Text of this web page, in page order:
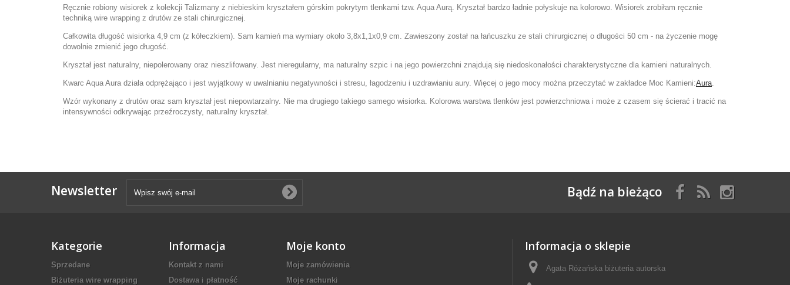
Ręcznie robiony wisiorek z kolekcji Talizmany z niebieskim kryształem górskim pokrytym tlenkami tzw. Aqua Aurą. Kryształ bardzo ładnie połyskuje na kolorowo. Wisiorek zrobiłam ręcznie
techniką wire wrapping z drutów ze stali chirurgicznej.
Całkowita długość wisiorka 4,9 cm (z kółeczkiem). Sam kamień ma wymiary około 3,8x1,1x0,9 cm. Zawieszony został na łańcuszku ze stali chirurgicznej o długości 50 cm - na życzenie mogę
dowolnie zmienić jego długość.
Kryształ jest naturalny, niepolerowany oraz nieszlifowany. Jest nieregularny, ma naturalny szpic i na jego powierzchni znajdują się niedoskonałości charakterystyczne dla kamieni naturalnych.
Kwarc Aqua Aura działa odprężająco i jest wyjątkowy w uwalnianiu negatywności i stresu, łagodzeniu i uzdrawianiu aury. Więcej o jego mocy można przeczytać w zakładce Moc Kamieni:Aura
Wzór wykonany z drutów oraz sam kryształ jest niepowtarzalny. Nie ma drugiego takiego samego wisiorka. Kolorowa warstwa tlenków jest powierzchniowa i może z czasem się ścierać i tracić na
intensywności odkrywając przeźroczysty, naturalny kryształ.
Newsletter Bądź na bieżąco
Kategorie
Sprzedane
Biżuteria wire wrapping
Informacja
Kontakt z nami
Dostawa i płatność
Moje konto
Moje zamówienia
Moje rachunki
Informacja o sklepie
Agata Różańska biżuteria autorska